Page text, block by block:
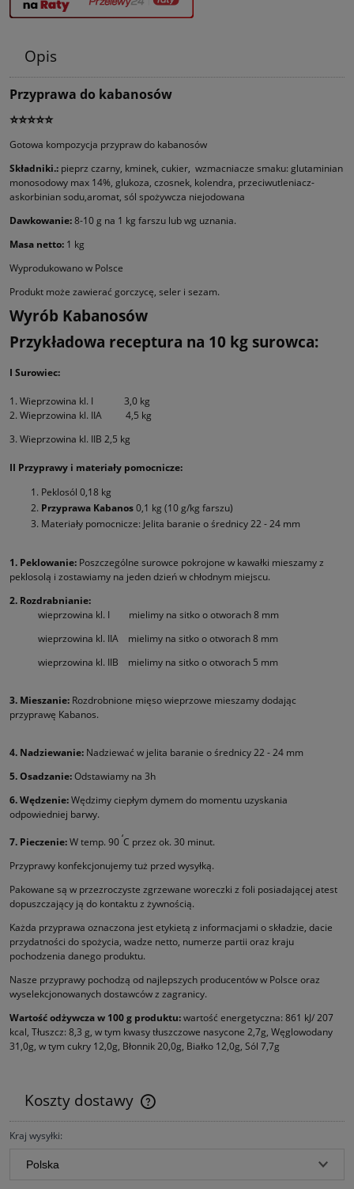
Opis
Przyprawa do kabanosów
⭐⭐⭐⭐⭐
Gotowa kompozycja przypraw do kabanosów
Składniki.: pieprz czarny, kminek, cukier, wzmacniacze smaku: glutaminian
monosodowy max 14%, glukoza, czosnek, kolendra, przeciwutleniacz-
askorbinian sodu,aromat, sól spożywcza niejodowana
Dawkowanie:8-10 g na 1 kg farszu lub wg uznania.
Masa netto: 1 kg
Wyprodukowano w Polsce
Produkt może zawierać gorczycę, seler i sezam.
Wyrób Kabanosów
Przykładowa receptura na 10 kg surowca:
I Surowiec:
1. Wieprzowina kl. I 3,0 kg
2. Wieprzowina kl. IIA 4,5 kg
3. Wieprzowina kl. IIB 2,5 kg
II Przyprawy i materiały pomocnicze:
Peklosól 0,18 kg
Przyprawa Kabanos0,1 kg (10 g/kg farszu)
Materiały pomocnicze: Jelita baranie o średnicy 22 - 24 mm
1. Peklowanie: Poszczególne surowce pokrojone w kawałki mieszamy z
peklosolą i zostawiamy na jeden dzień w chłodnym miejscu.
2. Rozdrabnianie:
wieprzowina kl. I mielimy na sitko o otworach 8 mm
wieprzowina kl. IIA mielimy na sitko o otworach 8 mm
wieprzowina kl. IIB mielimy na sitko o otworach 5 mm
3. Mieszanie: Rozdrobnione mięso wieprzowe mieszamy dodając
przyprawę Kabanos.
4. Nadziewanie: Nadziewać w jelita baranie o średnicy 22 - 24 mm
5. Osadzanie:Odstawiamy na 3h
6. Wędzenie:Wędzimy ciepłym dymem do momentu uzyskania
odpowiedniej barwy.
7. Pieczenie:W temp. 90‘C przez ok. 30 minut.
Przyprawy konfekcjonujemy tuż przed wysyłką.
Pakowane są w przezroczyste zgrzewane woreczki z foli posiadającej atest
dopuszczający ją do kontaktu z żywnością.
Każda przyprawa oznaczona jest etykietą z informacjami o składzie, dacie
przydatności do spożycia, wadze netto, numerze partii oraz kraju
pochodzenia danego produktu.
Nasze przyprawy pochodzą od najlepszych producentów w Polsce oraz
wyselekcjonowanych dostawców z zagranicy.
Wartość odżywcza w 100 g produktu:wartość energetyczna: 861 kJ/ 207
kcal, Tłuszcz: 8,3 g, w tym kwasy tłuszczowe nasycone 2,7g, Węglowodany
31,0g, w tym cukry 12,0g, Błonnik 20,0g, Białko 12,0g, Sól 7,7g
Koszty dostawy
Cena nie zawiera ewentualnych kosztów płatności
Kraj wysyłki: